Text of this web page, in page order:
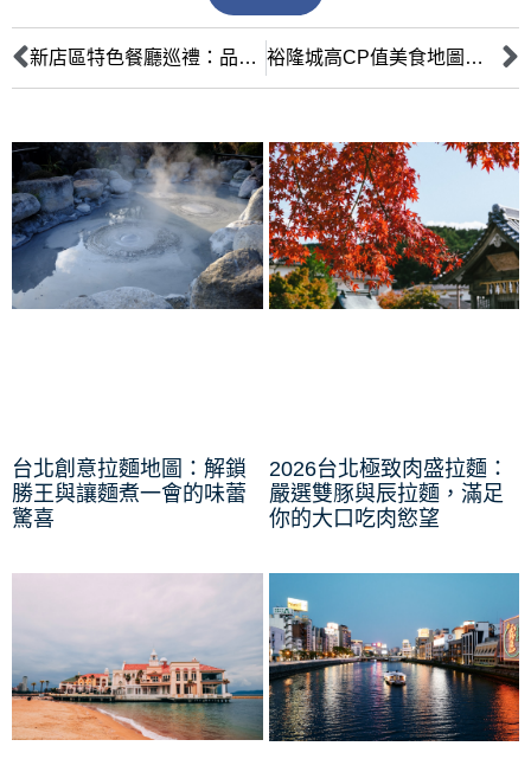
新店區特色餐廳巡禮：品味獨特氛圍與職人級拉麵饗宴 裕隆城高CP值美食地圖：上班族與家庭的省錢美味全攻略
台北創意拉麵地圖：解鎖
勝王與讓麵煮一會的味蕾
驚喜
2026台北極致肉盛拉麵：
嚴選雙豚與辰拉麵，滿足
你的大口吃肉慾望